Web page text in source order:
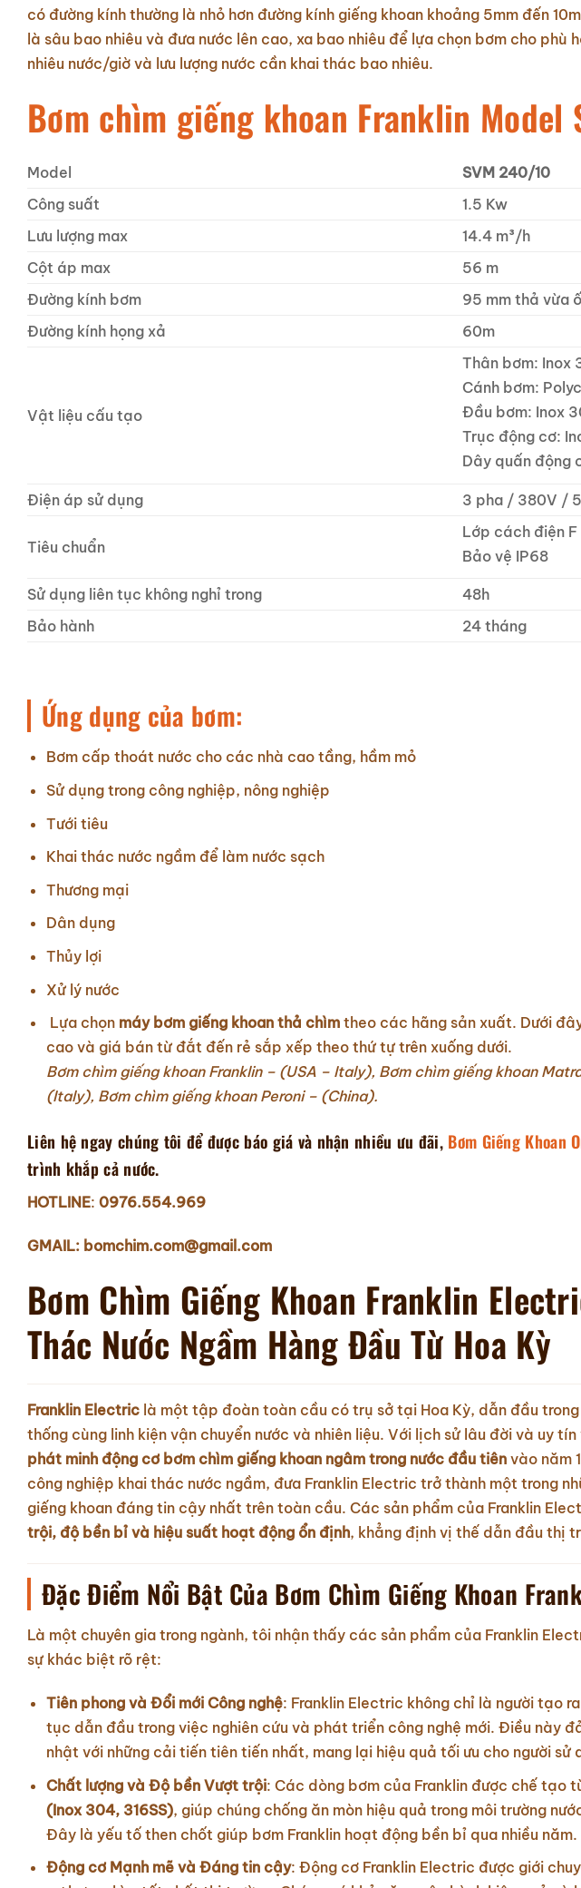
có đường kính thường là nhỏ hơn đường kính giếng khoan khoảng 5mm đến
là sâu bao nhiêu và đưa nước lên cao, xa bao nhiêu để lựa chọn bơm cho
nhiêu nước/giờ và lưu lượng nước cần khai thác bao nhiêu.
Bơm chìm giếng khoan Franklin Model
Model
SVM 240/10
Công suất
1.5 Kw
Lưu lượng max
14.4 m³/h
Cột áp max
56 m
Đường kính bơm
95 mm thả vừa
Đường kính họng xả
60m
Vật liệu cấu tạo
Thân bơm: Inox
Cánh bơm:
Đầu bơm: Inox
Trục động cơ:
Dây quấn động
Điện áp sử dụng 3 pha / 380V /
Tiêu chuẩn
Lớp cách điện F
Bảo vệ IP68
Sử dụng liên tục không nghỉ trong
48h
Bảo hành
24 tháng
Ứng dụng của bơm:
Bơm cấp thoát nước cho các nhà cao tầng, hầm mỏ
Sử dụng trong công nghiệp, nông nghiệp
Tưới tiêu
Khai thác nước ngầm để làm nước sạch
Thương mại
Dân dụng
Thủy lợi
Xử lý nước
Lựa chọn máy bơm giếng khoan thả chìmtheo các hãng sản xuất. Dưới
cao và giá bán từ đắt đến rẻ sắp xếp theo thứ tự trên xuống dưới.
Bơm chìm giếng khoan Franklin – (USA – Italy), Bơm chìm giếng khoan
(Italy), Bơm chìm giếng khoan Peroni – (China).
Liên hệ ngay chúng tôi để được báo giá và nhận nhiều ưu đãi, Bơm Giếng Khoan
trình khắp cả nước.
HOTLINE: 0976.554.969
GMAIL: bomchim.com@gmail.com
Bơm Chìm Giếng Khoan Franklin
Thác Nước Ngầm Hàng Đầu Từ Hoa Kỳ
Franklin Electric là một tập đoàn toàn cầu có trụ sở tại Hoa Kỳ, dẫn đầu
thống cùng linh kiện vận chuyển nước và nhiên liệu. Với lịch sử lâu đời và uy
phát minh động cơ bơm chìm giếng khoan ngâm trong nước đầu tiên vào năm
công nghiệp khai thác nước ngầm, đưa Franklin Electric trở thành một trong
giếng khoan đáng tin cậy nhất trên toàn cầu. Các sản phẩm của Franklin
trội, độ bền bỉ và hiệu suất hoạt động ổn định, khẳng định vị thế dẫn đầu thị
Đặc Điểm Nổi Bật Của Bơm Chìm Giếng Khoan
Là một chuyên gia trong ngành, tôi nhận thấy các sản phẩm của Franklin
sự khác biệt rõ rệt:
Tiên phong và Đổi mới Công nghệ: Franklin Electric không chỉ là người tạo
tục dẫn đầu trong việc nghiên cứu và phát triển công nghệ mới. Điều này
nhật với những cải tiến tiên tiến nhất, mang lại hiệu quả tối ưu cho người sử
Chất lượng và Độ bền Vượt trội: Các dòng bơm của Franklin được chế tạo
(Inox 304, 316SS), giúp chúng chống ăn mòn hiệu quả trong môi trường
Đây là yếu tố then chốt giúp bơm Franklin hoạt động bền bỉ qua nhiều năm.
Động cơ Mạnh mẽ và Đáng tin cậy: Động cơ Franklin Electric được giới